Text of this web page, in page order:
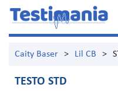
Caity Baser > Lil CB >
TESTO STD